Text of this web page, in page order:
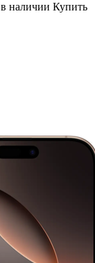
в наличии Купить